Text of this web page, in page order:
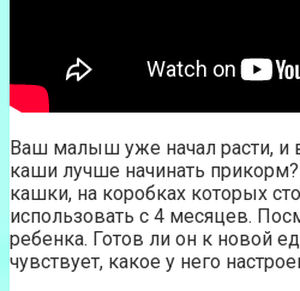
Ваш малыш уже начал расти, и
каши лучше начинать
кашки, на коробках которых
использовать с 4 месяцев.
ребенка. Готов ли он к новой
чувствует, какое у него